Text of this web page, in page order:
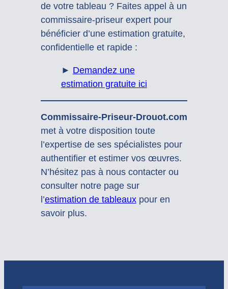
de votre tableau ? Faites appel à un
commissaire-priseur expert pour
bénéficier d’une estimation gratuite,
confidentielle et rapide :
► Demandez une
estimation gratuite ici
Commissaire-Priseur-Drouot.com
met à votre disposition toute
l’expertise de ses spécialistes pour
authentifier et estimer vos œuvres.
N’hésitez pas à nous contacter ou
consulter notre page sur
l’estimation de tableauxpour en
savoir plus.